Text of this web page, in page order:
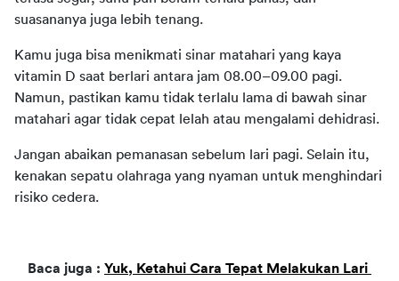
suasananya juga lebih tenang.
Kamu juga bisa menikmati sinar matahari yang kaya
vitamin D saat berlari antara jam 08.00–09.00 pagi.
Namun, pastikan kamu tidak terlalu lama di bawah sinar
matahari agar tidak cepat lelah atau mengalami dehidrasi.
Jangan abaikan pemanasan sebelum lari pagi. Selain itu,
kenakan sepatu olahraga yang nyaman untuk menghindari
risiko cedera.
Baca juga : Yuk, Ketahui Cara Tepat Melakukan Lari